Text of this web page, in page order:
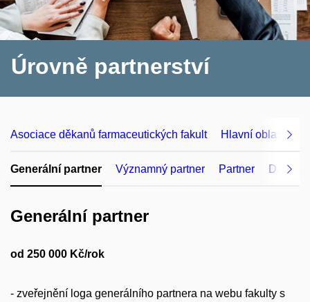
Úrovně partnerství
Asociace děkanů farmaceutických fakult Hlavní oblasti
Generální partner Významný partner Partner Další
Generální partner
od 250 000 Kč/rok
- zveřejnění loga generálního partnera na webu fakulty s